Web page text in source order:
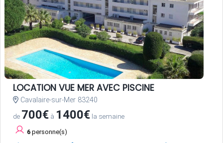
LOCATION VUE MER AVEC PISCINE
Cavalaire-sur-Mer 83240
de 700€ à 1400€ la semaine
6 personne(s)